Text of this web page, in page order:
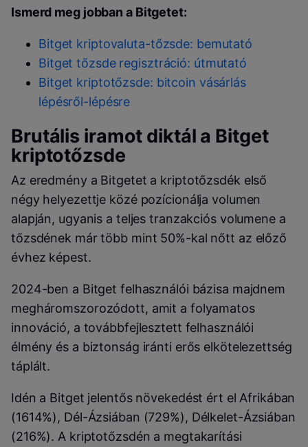
Ismerd meg jobban a Bitgetet:
Bitget kriptovaluta-tőzsde: bemutató
Bitget tőzsde regisztráció: útmutató
Bitget kriptotőzsde: bitcoin vásárlás
lépésről-lépésre
Brutális iramot diktál a Bitget
kriptotőzsde
Az eredmény a Bitgetet a kriptotőzsdék első
négy helyezettje közé pozícionálja volumen
alapján, ugyanis a teljes tranzakciós volumene a
tőzsdének már több mint 50%-kal nőtt az előző
évhez képest.
2024-ben a Bitget felhasználói bázisa majdnem
megháromszorozódott, amit a folyamatos
innováció, a továbbfejlesztett felhasználói
élmény és a biztonság iránti erős elkötelezettség
táplált.
Idén a Bitget jelentős növekedést ért el Afrikában
(1614%), Dél-Ázsiában (729%), Délkelet-Ázsiában
(216%). A kriptotőzsdén a megtakarítási